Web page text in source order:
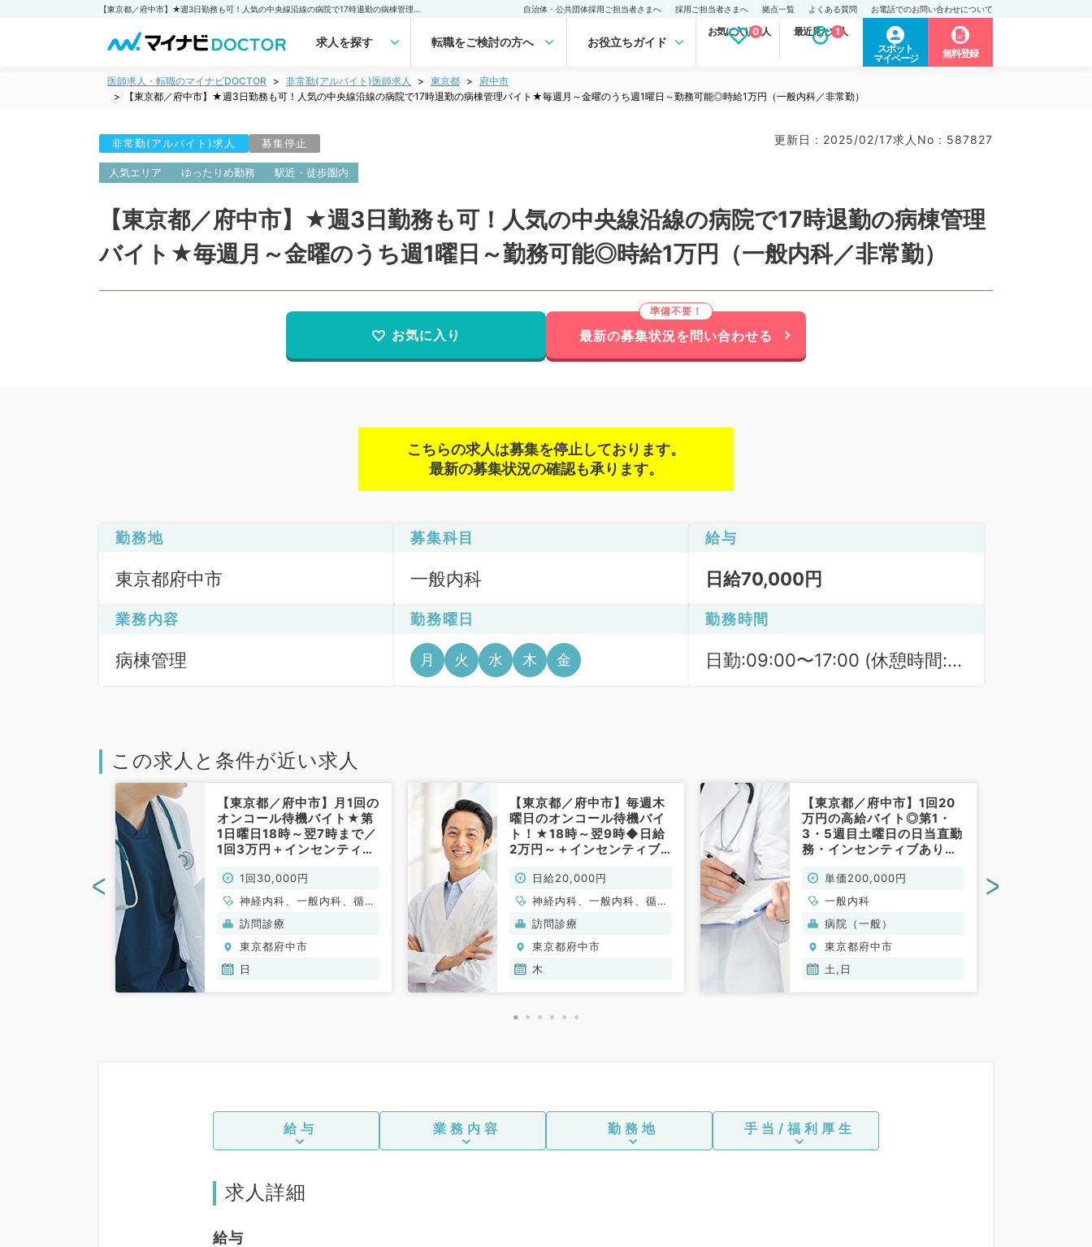
自治体・公共団体採用ご担当者さまへ 採用ご担当者さまへ 拠点一覧 よくある質問 お電話でのお問い合わせについて
求人を探す 転職をご検討の方へ お役立ちガイド
お気に入り求人
0 最近見た求人
1
スポット
マイページ
無料登録
医師求人・転職のマイナビDOCTOR 非常勤(アルバイト)医師求人 東京都
府中市
【東京都／府中市】★週3日勤務も可！人気の中央線沿線の病院で17時退勤の病棟管理バイト★毎週月～金曜のうち週1曜日～勤務可能◎時給1万円（一般内科／非常勤）
非常勤(アルバイト)求人 募集停止 更新日 : 2025/02/17求人No : 587827
人気エリア ゆったりめ勤務 駅近・徒歩圏内
【東京都／府中市】★週3日勤務も可！人気の中央線沿線の病院で17時退勤の病棟管理
バイト★毎週月～金曜のうち週1曜日～勤務可能◎時給1万円（一般内科／非常勤）
お気に入り 最新の募集状況を問い合わせる
こちらの求人は募集を停止しております。
最新の募集状況の確認も承ります。
勤務地
東京都府中市
募集科目
一般内科
給与
日給70,000円
業務内容
病棟管理
勤務曜日
月 火 水 木 金
勤務時間
日勤:09:00〜17:00 (休憩時間:
この求人と条件が近い求人
【東京都／府中市】月1回の
オンコール待機バイト★第
1日曜日18時～翌7時まで／
1回3万円＋インセンティブ
1回30,000円
神経内科、一般内科、循環
器内科、呼吸器内科、消化
器内科、内分泌・代謝内
科、腎臓内科、老年内科、
膠原病科
訪問診療
東京都府中市
日
【東京都／府中市】毎週木
曜日のオンコール待機バイ
ト！★18時～翌9時◆日給
2万円～＋インセンティブ
日給20,000円
神経内科、一般内科、循環
器内科、呼吸器内科、消化
器内科、内分泌・代謝内
科、腎臓内科、老年内科、
膠原病科
訪問診療
東京都府中市
木
【東京都／府中市】1回20
万円の高給バイト◎第1・
3・5週目土曜日の日当直勤
務・インセンティブあり～
般内科／非常勤）
単価200,000円
一般内科
病院（一般）
東京都府中市
土,日
< >
給与 業務内容 勤務地 手当/福利厚生
求人詳細
給与